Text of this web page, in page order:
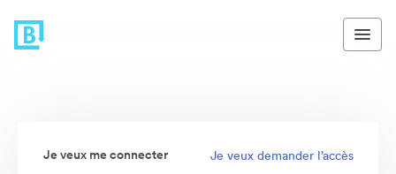
Je veux me connecter Je veux demander l’accès